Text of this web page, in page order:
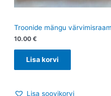
Troonide mängu
10.00 €
Lisa korvi
Lisa soovikorvi